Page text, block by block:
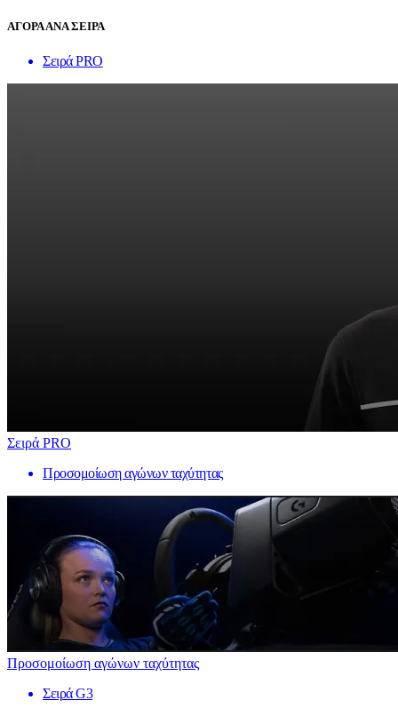
ΑΓΟΡΑ ΑΝΑ ΣΕΙΡΑ
Σειρά PRO
Σειρά PRO
Προσομοίωση αγώνων ταχύτητας
Προσομοίωση αγώνων ταχύτητας
Σειρά G3